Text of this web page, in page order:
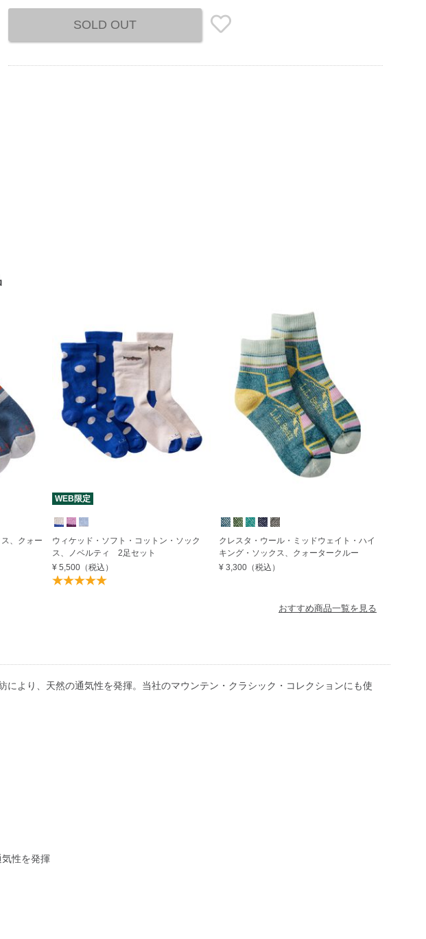
SOLD OUT
、クォー
WEB限定
ウィケッド・ソフト・コットン・ソック
ス、ノベルティ 2足セット
¥ 5,500 （税込）
クレスタ・ウール・ミッドウェイト・ハイ
キング・ソックス、クォータークルー
¥ 3,300（税込）
おすすめ商品一覧を見る
より、天然の通気性を発揮。当社のマウンテン・クラシック・コレクションにも使
性を発揮